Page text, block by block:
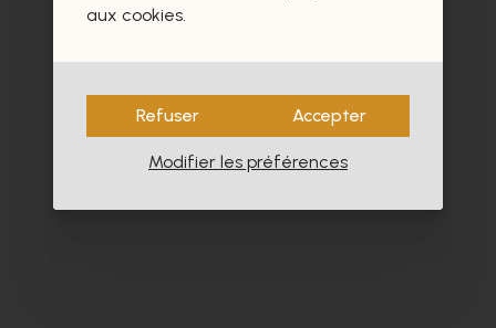
aux cookies.
Refuser Accepter
Modifier les préférences